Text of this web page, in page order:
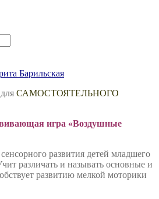
Барильская
САМОСТОЯТЕЛЬНОГО
игра «Воздушные
развития детей младшего
различать и называть основные и
развитию мелкой моторики